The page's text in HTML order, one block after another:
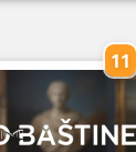
11